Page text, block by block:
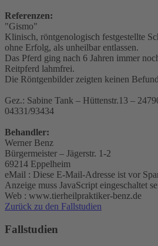
Referenzen:
"Gismo"
Klinisch, röntgenologisch festgestellte
ohne Erfolg, als unheilbar entlassen.
Das Pferd ging nach 6 Jahren immer
Reitpferd lahmfrei.
Die Röntgenbilder zeigten keinen
Gez.: Sabine Tank – Hüttenstr.13 –
04331/93434
Behandler:
Werner Benz
Bürgermeister – Jägerstr. 1-2
69214 Eppelheim
eMail : Diese E-Mail-Adresse ist vor
Anzeige muss JavaScript eingeschaltet
Web : www.tierheilpraktiker-benz.de
Zurück zu den Fallstudien
Fallstudien